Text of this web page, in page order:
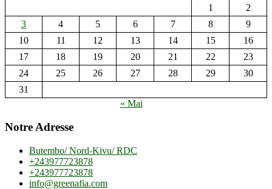
1
2
3
4 5 6 7 8
9
10
11 12 13 14 15
16
17
18 19 20 21 22
23
24
25 26 27 28 29
30
31
« Mai
Notre Adresse
Butembo/ Nord-Kivu/ RDC
+243977723878
+243977723878
info@greenafia.com